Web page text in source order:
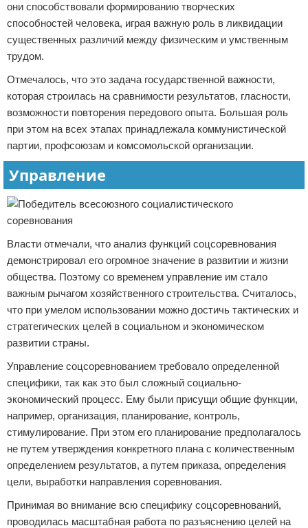
они способствовали формированию творческих
способностей человека, играя важную роль в ликвидации
существенных различий между физическим и умственным
трудом.
Отмечалось, что это задача государственной важности,
которая строилась на сравнимости результатов, гласности,
возможности повторения передового опыта. Большая роль
при этом на всех этапах принадлежала коммунистической
партии, профсоюзам и комсомольской организации.
Управление
Власти отмечали, что анализ функций соцсоревнования
демонстрировал его огромное значение в развитии и жизни
общества. Поэтому со временем управление им стало
важным рычагом хозяйственного строительства. Считалось,
что при умелом использовании можно достичь тактических и
стратегических целей в социальном и экономическом
развитии страны.
Управление соцсоревнованием требовало определенной
специфики, так как это был сложный социально-
экономический процесс. Ему были присущи общие функции,
например, организация, планирование, контроль,
стимулирование. При этом его планирование предполагалось
не путем утверждения конкретного плана с количественным
определением результатов, а путем приказа, определения
цели, выработки направления соревнования.
Принимая во внимание всю специфику соцсоревнований,
проводилась масштабная работа по разъяснению целей на